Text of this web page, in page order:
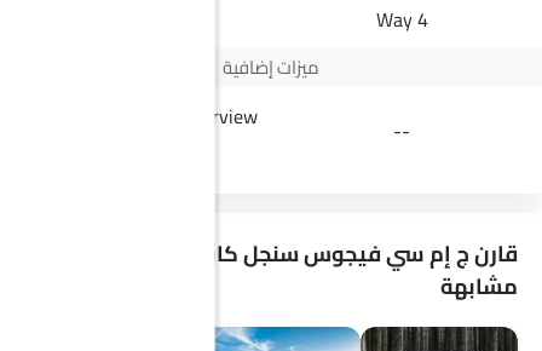
4 Way
ميزات إضافية
--
Anti-glare Interior Rearview
قارن ج إم سي فيجوس سنجل كابين مع سيارات
مشابهة